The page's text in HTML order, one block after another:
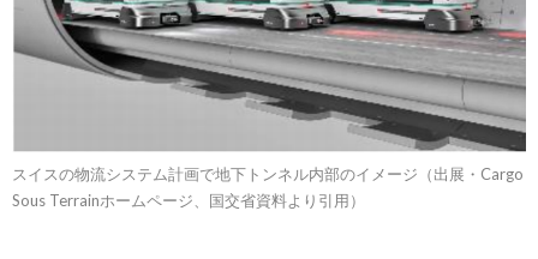
スイスの物流システム計画で地下トンネル内部のイメージ（出展・Cargo
Sous Terrainホームページ、国交省資料より引用）